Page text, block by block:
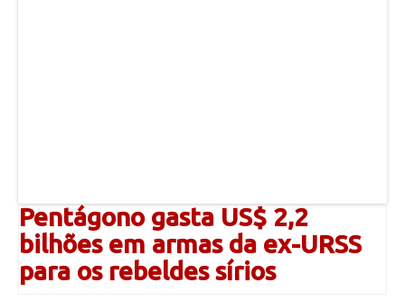
Pentágono gasta US$ 2,2
bilhões em armas da ex-URSS
para os rebeldes sírios